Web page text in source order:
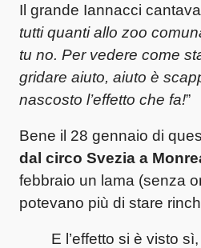
Il grande Iannacci
tutti quanti allo zoo
tu no. Per vedere come
gridare aiuto, aiuto è
nascosto l’effetto che fa!”
Bene il 28 gennaio di
dal circo Svezia a
febbraio un lama (senza
potevano più di stare
E l’effetto si è visto